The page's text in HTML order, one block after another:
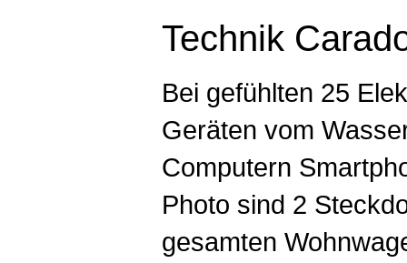
Technik
Bei gefühlten 25
Geräten vom
Computern
Photo sind 2
gesamten